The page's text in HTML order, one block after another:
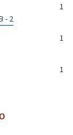
- 2
1
1
1